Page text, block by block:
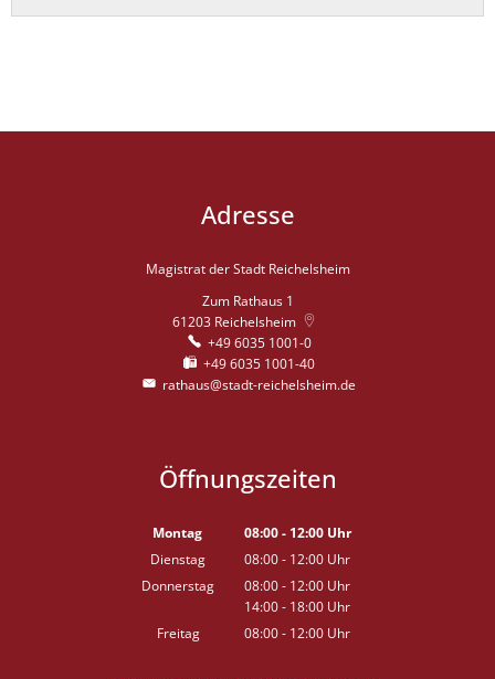
Adresse
Magistrat der Stadt Reichelsheim
Zum Rathaus 1
61203 Reichelsheim
+49 6035 1001-0
+49 6035 1001-40
rathaus@stadt-reichelsheim.de
Öffnungszeiten
Montag 08:00- 12:00Uhr
Von 08:00 bis 12:00 Uhr
Dienstag 08:00- 12:00 Uhr
Von 08:00 bis 12:00 Uhr
Donnerstag 08:00- 12:00 Uhr
Von 08:00 bis 12:00 Uhr
14:00- 18:00 Uhr
Von 14:00 bis 18:00 Uhr
Freitag 08:00- 12:00 Uhr